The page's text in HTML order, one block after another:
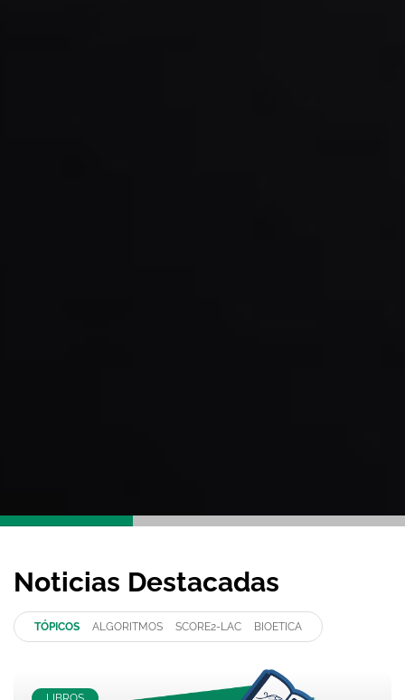
Noticias Destacadas
TÓPICOS ALGORITMOS SCORE2-LAC BIOETICA